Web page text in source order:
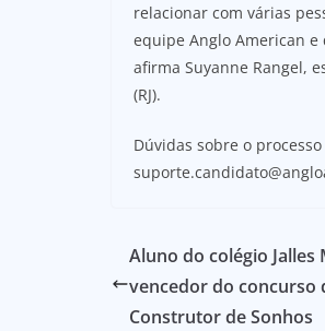
relacionar com várias
equipe Anglo American
afirma Suyanne Rangel,
(RJ).
Dúvidas sobre o
Aluno do colégio Jalles
vencedor do concurso
Construtor de Sonhos